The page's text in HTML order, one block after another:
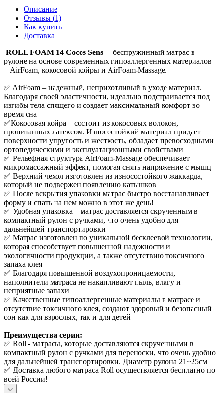
Описание
Отзывы (1)
Как купить
Доставка
ROLL FOAM 14 Cocos Sens – беспружинный матрас в
рулоне на основе современных гипоаллергенных материалов
– AirFoam, кокосовой койры и AirFoam-Massage.
✅ AirFoam – надежный, неприхотливый в уходе материал.
Благодаря своей эластичности, идеально подстраивается под
изгибы тела спящего и создает максимальный комфорт во
время сна
✅Кокосовая койра – состоит из кокосовых волокон,
пропитанных латексом. Износостойкий материал придает
поверхности упругость и жесткость, обладает превосходными
ортопедическими и эксплуатационными свойствами
✅ Рельефная структура AirFoam-Massage обеспечивает
микромассажный эффект, помогая снять напряжение с мышц
✅ Верхний чехол изготовлен из износостойкого жаккарда,
который не подвержен появлению катышков
✅ После вскрытия упаковки матрас быстро восстанавливает
форму и спать на нем можно в этот же день!
✅ Удобная упаковка – матрас доставляется скрученным в
компактный рулон с ручками, что очень удобно для
дальнейшей транспортировки
✅ Матрас изготовлен по уникальной бесклеевой технологии,
которая способствует повышенной надежности и
экологичности продукции, а также отсутствию токсичного
запаха клея
✅ Благодаря повышенной воздухопроницаемости,
наполнители матраса не накапливают пыль, влагу и
неприятные запахи
✅ Качественные гипоаллергенные материалы в матрасе и
отсутствие токсичного клея, создают здоровый и безопасный
сон как для взрослых, так и для детей
Преимущества серии:
✅ Roll - матрасы, которые доставляются скрученными в
компактный рулон с ручками для переноски, что очень удобно
для дальнейшей транспортировки. Диаметр рулона 21~25см
✅ Доставка любого матраса Roll осуществляется бесплатно по
всей России!